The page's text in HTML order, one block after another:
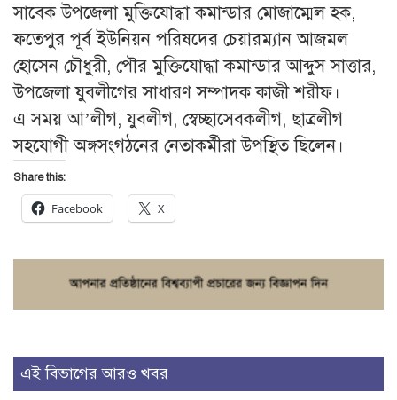
সাবেক উপজেলা মুক্তিযোদ্ধা কমান্ডার মোজাম্মেল হক,
ফতেপুর পূর্ব ইউনিয়ন পরিষদের চেয়ারম্যান আজমল
হোসেন চৌধুরী, পৌর মুক্তিযোদ্ধা কমান্ডার আব্দুস সাত্তার,
উপজেলা যুবলীগের সাধারণ সম্পাদক কাজী শরীফ।
এ সময় আ’লীগ, যুবলীগ, স্বেচ্ছাসেবকলীগ, ছাত্রলীগ
সহযোগী অঙ্গসংগঠনের নেতাকর্মীরা উপস্থিত ছিলেন।
Share this:
Facebook X
এই বিভাগের আরও খবর